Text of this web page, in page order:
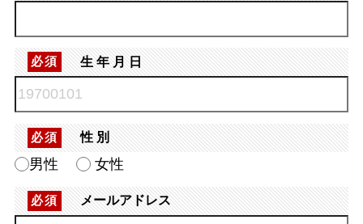
必須 生年月日
必須 性別
男性 女性
必須 メールアドレス